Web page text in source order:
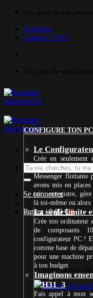
contenuA propos
Contact / FAQ
Recherche
pour :
Se connecter
Panier /0,00€ 0
Votre panier est
Retour à la
CONFIGURE TON
Le
Crée en seulement
besoins et ton
Messenger flottante
avons mis en
toi : enregistre, gère
là toi-même ou alors
La seule limite
Crée ton ordinateur
de composants
configurateur PC !
comme base de
pour une machine
à ton budget.
Imaginons
Fais appel à mon